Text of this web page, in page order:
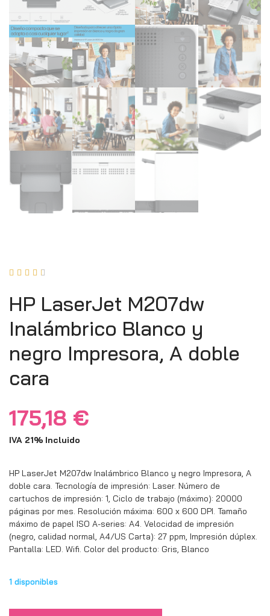
    
HP LaserJet M207dw
Inalámbrico Blanco y
negro Impresora, A doble
cara
175,18 €
IVA 21% Incluido
HP LaserJet M207dw Inalámbrico Blanco y negro Impresora, A
doble cara. Tecnología de impresión: Laser. Número de
cartuchos de impresión: 1, Ciclo de trabajo (máximo): 20000
páginas por mes. Resolución máxima: 600 x 600 DPI. Tamaño
máximo de papel ISO A-series: A4. Velocidad de impresión
(negro, calidad normal, A4/US Carta): 27 ppm, Impresión dúplex.
Pantalla: LED. Wifi. Color del producto: Gris, Blanco
1 disponibles